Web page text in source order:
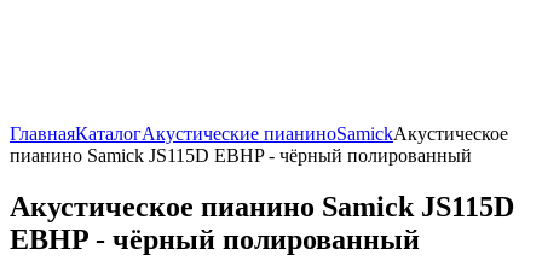
ГлавнаяКаталогАкустические пианиноSamickАкустическое
пианино Samick JS115D EBHP - чёрный полированный
Акустическое пианино Samick JS115D
EBHP - чёрный полированный